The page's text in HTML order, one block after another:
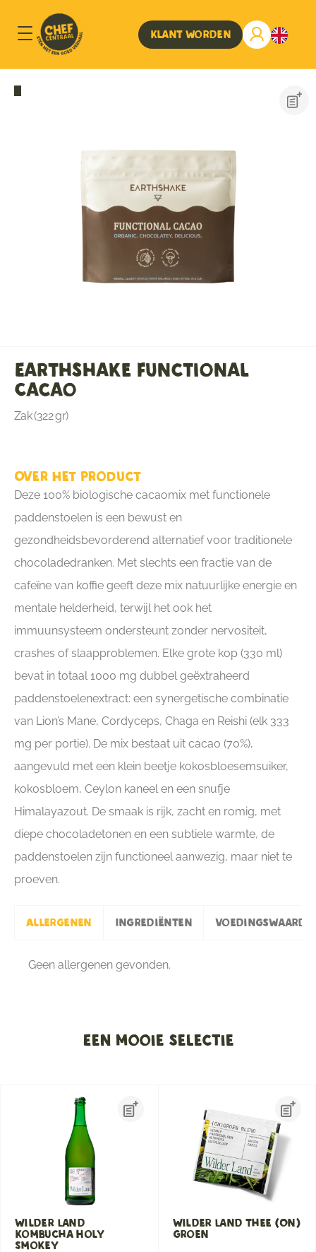
Klant worden
Earthshake Functional
Cacao
Zak (322 gr)
Over het product
Deze 100% biologische cacaomix met functionele
paddenstoelen is een bewust en
gezondheidsbevorderend alternatief voor traditionele
chocoladedranken. Met slechts een fractie van de
cafeïne van koffie geeft deze mix natuurlijke energie en
mentale helderheid, terwijl het ook het
immuunsysteem ondersteunt zonder nervositeit,
crashes of slaapproblemen. Elke grote kop (330 ml)
bevat in totaal 1000 mg dubbel geëxtraheerd
paddenstoelenextract: een synergetische combinatie
van Lion’s Mane, Cordyceps, Chaga en Reishi (elk 333
mg per portie). De mix bestaat uit cacao (70%),
aangevuld met een klein beetje kokosbloesemsuiker,
kokosbloem, Ceylon kaneel en een snufje
Himalayazout. De smaak is rijk, zacht en romig, met
diepe chocoladetonen en een subtiele warmte, de
paddenstoelen zijn functioneel aanwezig, maar niet te
proeven.
Allergenen Ingrediënten
Geen allergenen gevonden.
Een mooie selectie
Wilder Land
Kombucha Holy
Smokey
Wilder Land Thee (On)
groen